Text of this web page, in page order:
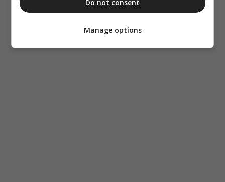
Do not consent
Manage options